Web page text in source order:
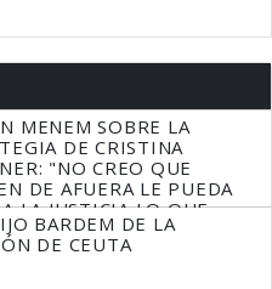
MENEM SOBRE LA
DE CRISTINA
"NO CREO QUE
DE AFUERA LE PUEDA
LA JUSTICIA LO QUE
HACER"
BARDEM DE LA
DE CEUTA